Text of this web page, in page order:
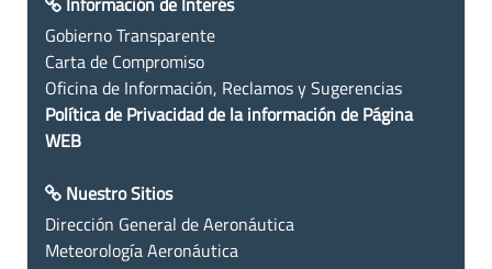
Gobierno Transparente
Carta de Compromiso
Oficina de Información, Reclamos y Sugerencias
Política de Privacidad de la información de Página
WEB
Nuestro Sitios
Dirección General de Aeronáutica
Meteorología Aeronáutica